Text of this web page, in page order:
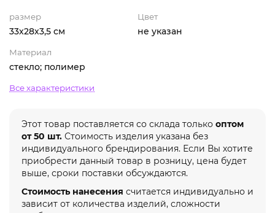
размер
33х28х3,5 см
Цвет
не указан
Материал
стекло; полимер
Все характеристики
Этот товар поставляется со склада только оптом
от 50 шт. Стоимость изделия указана без
индивидуального брендирования. Если Вы хотите
приобрести данный товар в розницу, цена будет
выше, сроки поставки обсуждаются.
Стоимость нанесения считается индивидуально и
зависит от количества изделий, сложности